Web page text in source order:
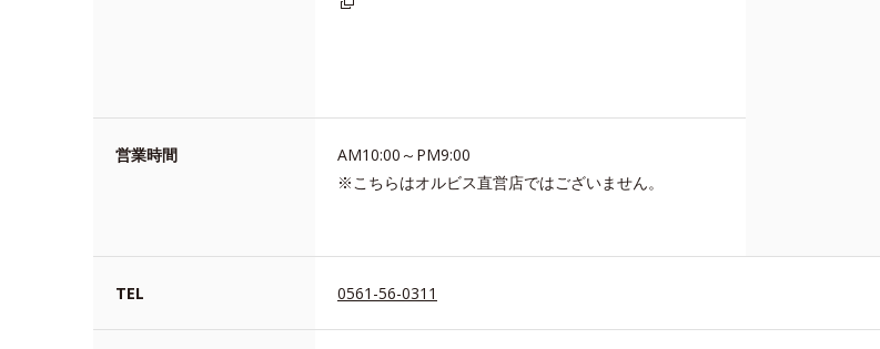
営業時間
AM10:00～PM9:00
※こちらはオルビス直営店ではございません。
TEL 0561-56-0311